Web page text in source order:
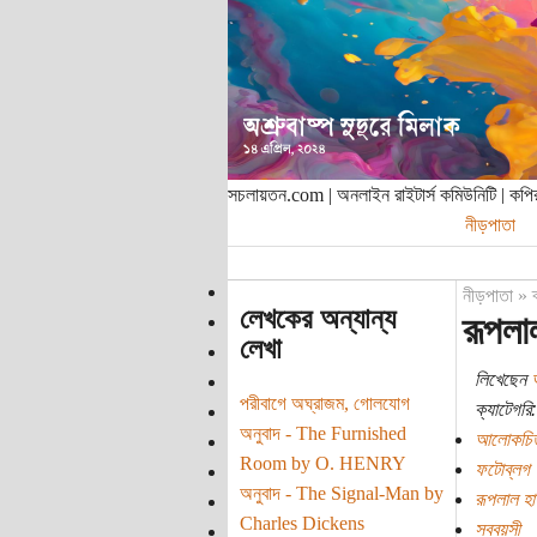
সচলায়তন.com | অনলাইন রাইটার্স কমিউনিটি |
নীড়পাতা
লেখকের অন্যান্য
লেখা
পরীবাগে অঘ্রাজম, গোলযোগ
অনুবাদ - The Furnished
Room by O. HENRY
অনুবাদ - The Signal-Man by
Charles Dickens
নীড়পাতা»
লিখেছেন
ক্যাটেগরি:
ফটোব্লগ
রূপলাল
সববয়সী